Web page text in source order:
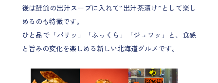
後は鮭節の出汁スープに入れて“出汁茶漬け”として楽し
めるのも特徴です。
ひと品で「パリッ」「ふっくら」「ジュワッ」と、食感
と旨みの変化を楽しめる新しい北海道グルメです。